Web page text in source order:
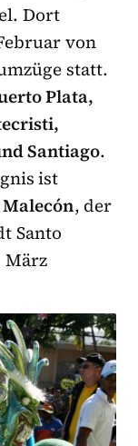
Dort
von
statt.
Plata,
Santiago.
ist
, der
Santo
März